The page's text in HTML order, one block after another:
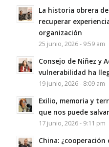
La historia obrera
recuperar
organización
25 junio, 2026 - 9:59 am
Consejo de Niñez y
vulnerabilidad ha
19 junio, 2026 - 8:09 am
Exilio, memoria y
que nos puede
17 junio, 2026 - 9:11 pm
China: ¿cooperación